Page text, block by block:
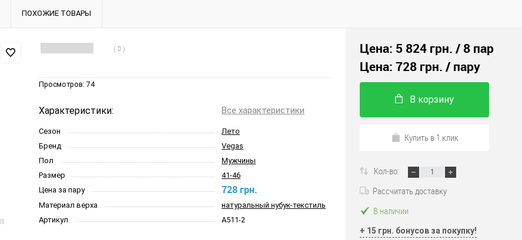
ПОХОЖИЕ ТОВАРЫ
( 0 )
Просмотров: 74
Характеристики: Все характеристики
Сезон
Лето
Бренд
Vegas
Пол
Мужчины
Размер
41-46
Цена за пару
728 грн.
Материал верха
натуральный нубук-текстиль
Артикул
A511-2
Цена: 5 824 грн. / 8 пар
Цена: 728 грн. / пару
В корзину
Купить в 1 клик
Кол-во:
Рассчитать доставку
В наличии
+ 15 грн. бонусов за покупку!